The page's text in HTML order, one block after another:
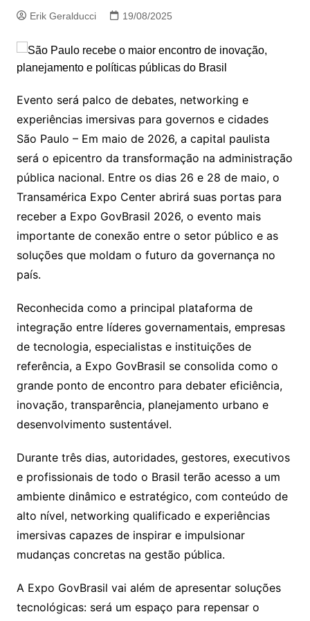
Erik Geralducci 19/08/2025
Evento será palco de debates, networking e
experiências imersivas para governos e cidades
São Paulo – Em maio de 2026, a capital paulista
será o epicentro da transformação na administração
pública nacional. Entre os dias 26 e 28 de maio, o
Transamérica Expo Center abrirá suas portas para
receber a Expo GovBrasil 2026, o evento mais
importante de conexão entre o setor público e as
soluções que moldam o futuro da governança no
país.
Reconhecida como a principal plataforma de
integração entre líderes governamentais, empresas
de tecnologia, especialistas e instituições de
referência, a Expo GovBrasil se consolida como o
grande ponto de encontro para debater eficiência,
inovação, transparência, planejamento urbano e
desenvolvimento sustentável.
Durante três dias, autoridades, gestores, executivos
e profissionais de todo o Brasil terão acesso a um
ambiente dinâmico e estratégico, com conteúdo de
alto nível, networking qualificado e experiências
imersivas capazes de inspirar e impulsionar
mudanças concretas na gestão pública.
A Expo GovBrasil vai além de apresentar soluções
tecnológicas: será um espaço para repensar o